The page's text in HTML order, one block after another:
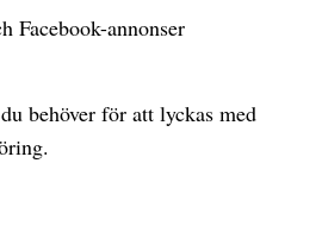
Facebook-annonser
behöver för att lyckas med